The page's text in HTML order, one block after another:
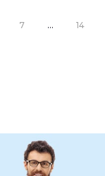
7 … 14